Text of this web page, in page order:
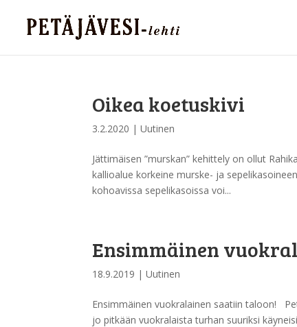
Oikea koetuskivi
3.2.2020 |Uutinen
Jättimäisen ”murskan” kehittely on ollut
kallioalue korkeine murske- ja
kohoavissa sepelikasoissa voi...
Ensimmäinen
18.9.2019 |Uutinen
Ensimmäinen vuokralainen saatiin taloon!
jo pitkään vuokralaista turhan suuriksi